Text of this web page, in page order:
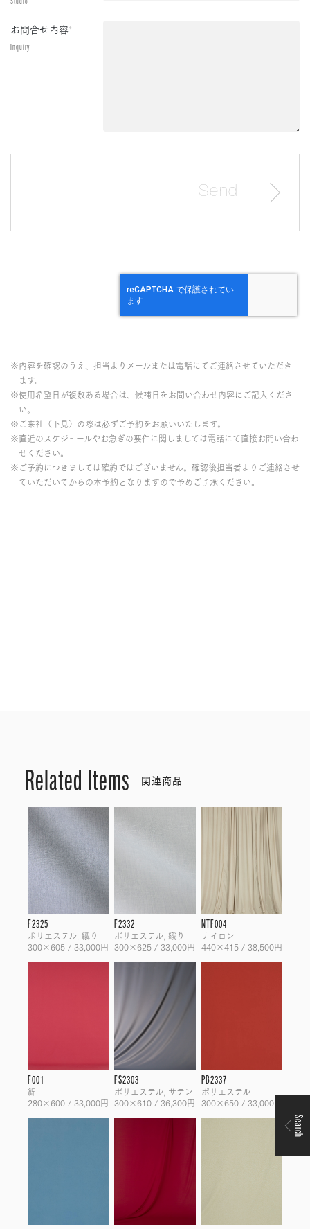
お問合せ内容*
Inquiry
※内容を確認のうえ、担当よりメールまたは電話にてご連絡させていただき
ます。
※使用希望日が複数ある場合は、候補日をお問い合わせ内容にご記入くださ
い。
※ご来社（下見）の際は必ずご予約をお願いいたします。
※直近のスケジュールやお急ぎの要件に関しましては電話にて直接お問い合わ
せください。
※ご予約につきましては確約ではございません。確認後担当者よりご連絡させ
ていただいてからの本予約となりますので予めご了承ください。
Related Items 関連商品
F2325
ポリエステル, 織り
300×605 / 33,000円
F2332
ポリエステル, 織り
300×625 / 33,000円
NTF004
ナイロン
440×415 / 38,500円
F001
綿
280×600 / 33,000円
FS2303
ポリエステル, サテン
300×610 / 36,300円
PB2337
ポリエステル
300×650 / 33,000円
Search